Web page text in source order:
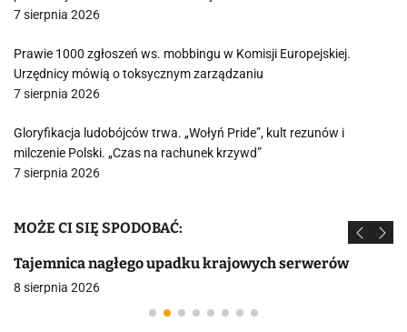
7 sierpnia 2026
Prawie 1000 zgłoszeń ws. mobbingu w Komisji Europejskiej.
Urzędnicy mówią o toksycznym zarządzaniu
7 sierpnia 2026
Gloryfikacja ludobójców trwa. „Wołyń Pride”, kult rezunów i
milczenie Polski. „Czas na rachunek krzywd”
7 sierpnia 2026
MOŻE CI SIĘ SPODOBAĆ:
Tajemnica nagłego upadku krajowych serwerów
8 sierpnia 2026